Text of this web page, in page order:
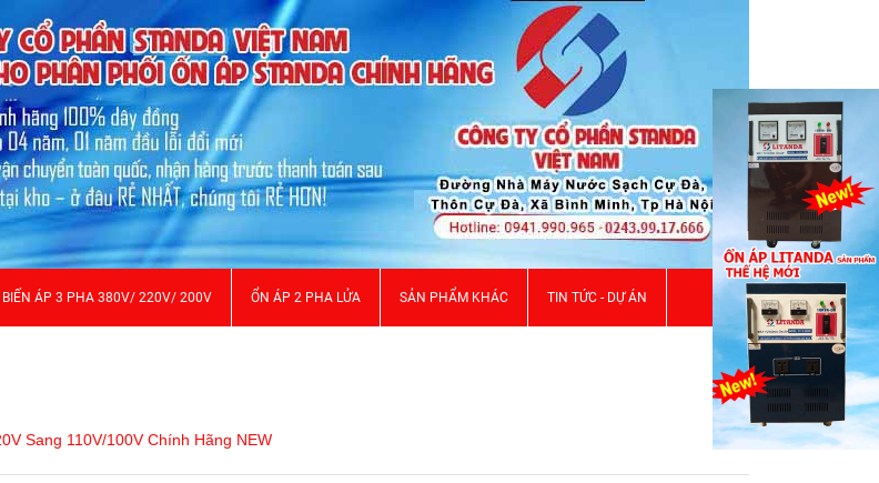
BIẾN ÁP 3 PHA 380V/ 220V/ 200V ỔN ÁP 2 PHA LỬA SẢN PHẨM KHÁC TIN TỨC - DỰ ÁN
Sang 110V/100V Chính Hãng NEW